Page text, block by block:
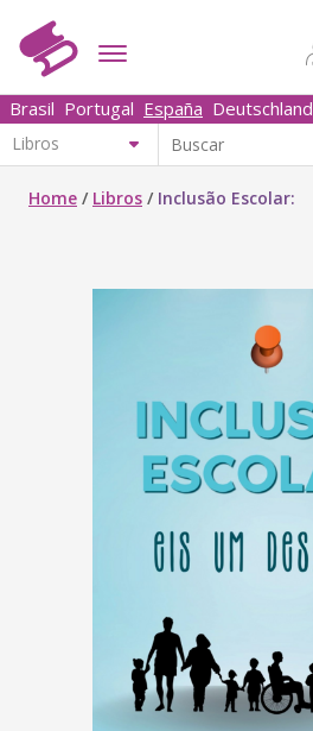
Brasil Portugal España Deutschland
Home / Libros / Inclusão Escolar: